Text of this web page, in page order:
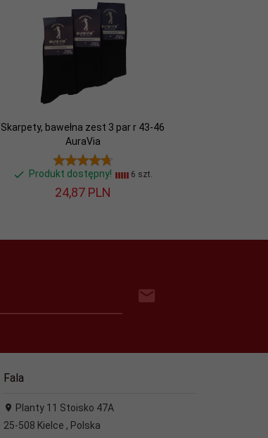
Skarpety, bawełna zest 3 par r 43-46
AuraVia
Produkt dostępny! 6 szt.
24,87 PLN
Fala
Planty 11 Stoisko 47A
25-508 Kielce , Polska